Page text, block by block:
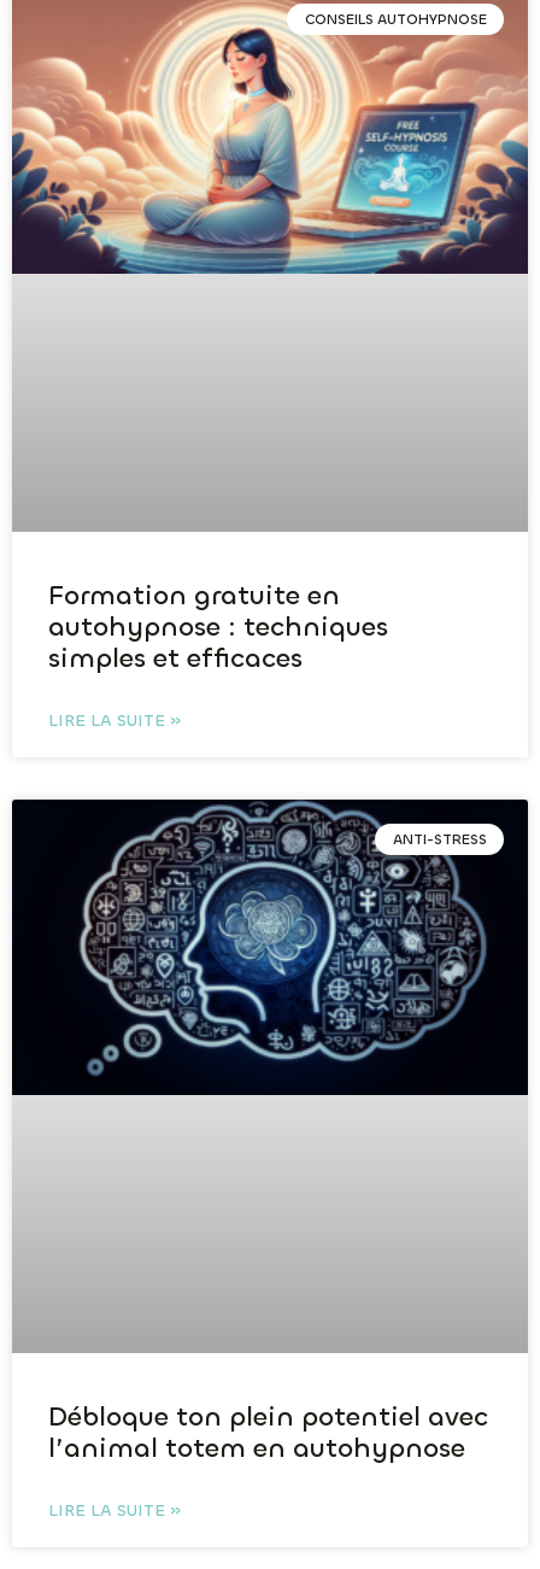
CONSEILS AUTOHYPNOSE
Formation gratuite en
autohypnose : techniques
simples et efficaces
LIRE LA SUITE »
ANTI-STRESS
Débloque ton plein potentiel avec
l’animal totem en autohypnose
LIRE LA SUITE »